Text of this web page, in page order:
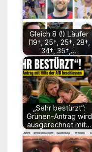
Gleich 8 (!) Läufer
(19†, 25†, 25†, 28†,
34†, 35†,…
„Sehr bestürzt“:
Grünen-Antrag wird
ausgerechnet mit…